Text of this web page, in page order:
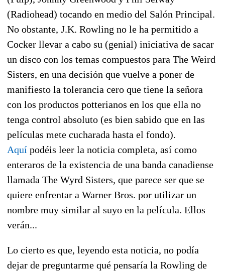
(Radiohead) tocando en medio del Salón Principal.
No obstante, J.K. Rowling no le ha permitido a
Cocker llevar a cabo su (genial) iniciativa de sacar
un disco con los temas compuestos para The Weird
Sisters, en una decisión que vuelve a poner de
manifiesto la tolerancia cero que tiene la señora
con los productos potterianos en los que ella no
tenga control absoluto (es bien sabido que en las
películas mete cucharada hasta el fondo).
Aquí podéis leer la noticia completa, así como
enteraros de la existencia de una banda canadiense
llamada The Wyrd Sisters, que parece ser que se
quiere enfrentar a Warner Bros. por utilizar un
nombre muy similar al suyo en la película. Ellos
verán...
Lo cierto es que, leyendo esta noticia, no podía
dejar de preguntarme qué pensaría la Rowling de